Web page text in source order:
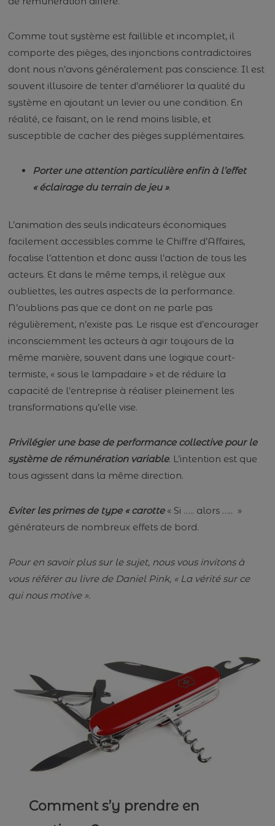
Comme tout système est faillible et incomplet, il
comporte des pièges, des injonctions contradictoires
dont nous n’avons généralement pas conscience. Il est
souvent illusoire de tenter d’améliorer la qualité du
système en ajoutant un levier ou une condition. En
réalité, ce faisant, on le rend moins lisible, et
susceptible de cacher des pièges supplémentaires.
Porter une attention particulière enfin à l’effet
« éclairage du terrain de jeu ».
L’animation des seuls indicateurs économiques
facilement accessibles comme le Chiffre d’Affaires,
focalise l’attention et donc aussi l’action de tous les
acteurs. Et dans le même temps, il relègue aux
oubliettes, les autres aspects de la performance.
N’oublions pas que ce dont on ne parle pas
régulièrement, n’existe pas. Le risque est d’encourager
inconsciemment les acteurs à agir toujours de la
même manière, souvent dans une logique court-
termiste, « sous le lampadaire » et de réduire la
capacité de l’entreprise à réaliser pleinement les
transformations qu’elle vise.
Privilégier une base de performance collective pour le
système de rémunération variable. L’intention est que
tous agissent dans la même direction.
Eviter les primes de type « carotte« Si ….. alors ….. »
générateurs de nombreux effets de bord.
Pour en savoir plus sur le sujet, nous vous invitons à
vous référer au livre de Daniel Pink, « La vérité sur ce
qui nous motive ».
Comment s’y prendre en